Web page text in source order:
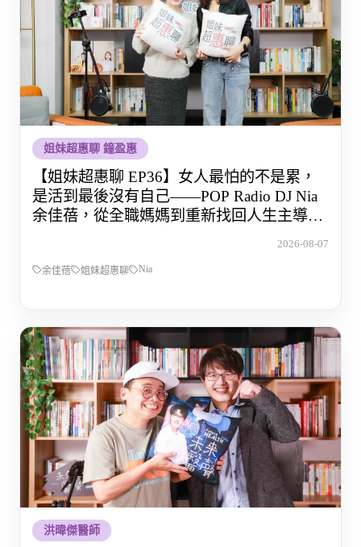
姐妹超惠聊 鐘盈惠
【姐妹超惠聊 EP36】女人最怕的不是累，
是活到最後沒有自己——POP Radio DJ Nia
余佳蓓，從全職媽媽到重新找回人生主導權
2026-08-07
余佳蓓 姐妹超惠聊 Nia
洪暐傑醫師